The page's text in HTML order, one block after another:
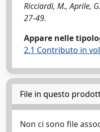
Ricciardi, M., Aprile,
27-49.
Appare nelle
2.1 Contributo in
File in questo
Non ci sono file